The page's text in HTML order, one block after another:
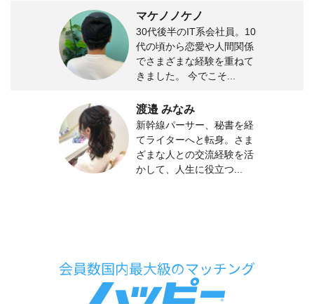
マケノノケノ
30代後半のIT系会社員。10
代の頃から恋愛や人間関係
でさまざまな経験を重ねて
きました。 今でこそ...
渡邉 みなみ
新幹線パーサー、秘書を経
てライターへと転身。さま
ざまな人との交流経験を活
かして、人生に役立つ...